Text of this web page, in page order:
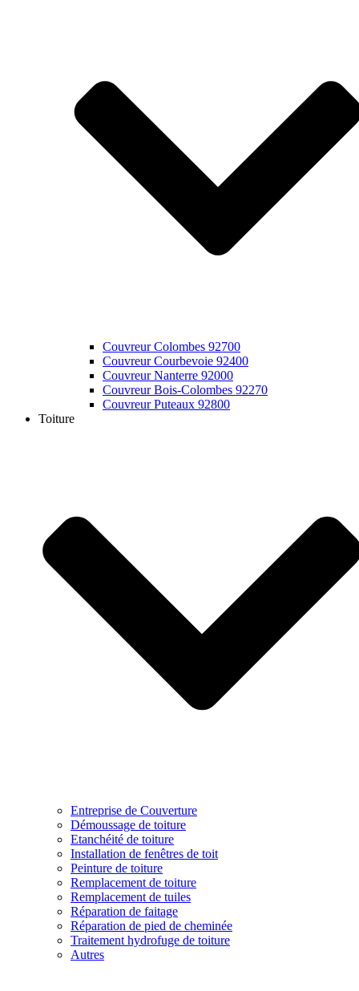
Couvreur Colombes 92700
Couvreur Courbevoie 92400
Couvreur Nanterre 92000
Couvreur Bois-Colombes 92270
Couvreur Puteaux 92800
Toiture
Entreprise de Couverture
Démoussage de toiture
Etanchéité de toiture
Installation de fenêtres de toit
Peinture de toiture
Remplacement de toiture
Remplacement de tuiles
Réparation de faitage
Réparation de pied de cheminée
Traitement hydrofuge de toiture
Autres